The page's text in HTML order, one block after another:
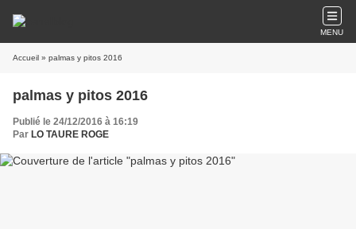
MENU
Accueil » palmas y pitos 2016
palmas y pitos 2016
Publié le 24/12/2016 à 16:19
Par LO TAURE ROGE